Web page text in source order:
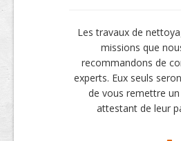
Les travaux de
missions que
recommandons de
experts. Eux seuls
de vous remettre
attestant de leur